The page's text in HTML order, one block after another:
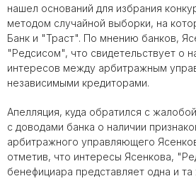
нашел оснований для избрания
методом случайной выборки, на
Банк и "Траст". По мнению банков,
"Редсисом", что свидетельствует о
интересов между арбитражным
независимыми кредиторами.
Апелляция, куда обратился с
с доводами банка о наличии
арбитражного управляющего
отметив, что интересы Ясенкова,
бенефициара представляет одна и та